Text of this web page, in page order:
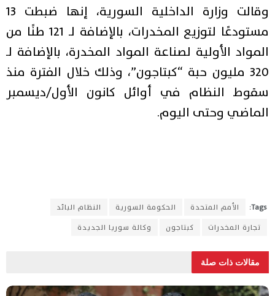
وقالت وزارة الداخلية السورية، إنها ضبطت 13
مستودعًا لتوزيع المخدرات، بالإضافة لـ 121 طنًا من
المواد الأولية لصناعة المواد المخدرة، بالإضافة لـ
320 مليون حبة “كبتاجون”، وذلك خلال الفترة منذ
سقوط النظام في أوائل كانون الأول/ديسمبر
الماضي وحتى اليوم.
Tags: الأمم المتحدة الحكومة السورية
النظام البائد
تجارة المخدرات
كبتاجون وكالة سوريا الجديدة
مقالات ذات صلة